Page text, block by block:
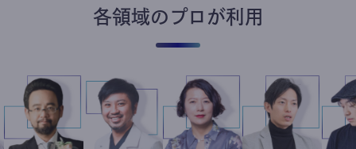
各領域のプロが利用